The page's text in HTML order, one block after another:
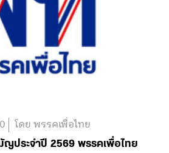
โดย พรรคเพื่อไทย
ประจำปี 2569 พรรคเพื่อไทย